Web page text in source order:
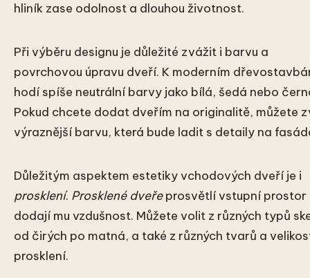
hliník zase odolnost a dlouhou životnost.
Při výběru designu je důležité zvážit i barvu a
povrchovou úpravu dveří. K moderním
hodí spíše neutrální barvy jako bílá, šedá nebo
Pokud chcete dodat dveřím na originalitě, můžete
výraznější barvu, která bude ladit s detaily na
Důležitým aspektem estetiky vchodových dveří je i
prosklení. Prosklené dveřeprosvětlí vstupní prostor
dodají mu vzdušnost. Můžete volit z různých typů
od čirých po matná, a také z různých tvarů a
prosklení.